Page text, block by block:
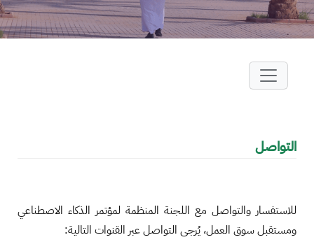
التواصل
للاستفسار والتواصل مع اللجنة المنظمة لمؤتمر الذكاء الاصطناعي
ومستقبل سوق العمل، يُرجى التواصل عبر القنوات التالية: